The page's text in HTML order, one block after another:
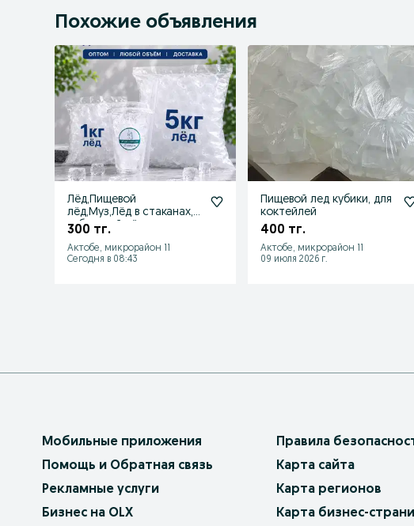
Похожие объявления
Лёд,Пищевой
лёд,Муз,Лёд в стаканах,
кубиковый лёд
300 тг.
Актобе, микрорайон 11
Сегодня в 08:43
Пищевой лед кубики, для
коктейлей
400 тг.
Актобе, микрорайон 11
09 июля 2026 г.
Мобильные приложения
Помощь и Обратная связь
Рекламные услуги
Бизнес на OLX
Правила
Карта сайта
Карта регионов
Карта бизнес-